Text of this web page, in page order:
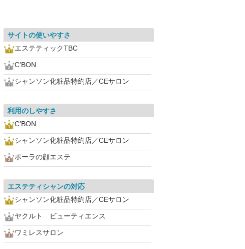
サイトの使いやすさ
エステティックTBC
C’BON
シャンソン化粧品特約店／CEサロン
利用のしやすさ
C’BON
シャンソン化粧品特約店／CEサロン
ポーラの顔エステ
エステティシャンの対応
シャンソン化粧品特約店／CEサロン
ヤクルト ビューティエンス
ワミレスサロン